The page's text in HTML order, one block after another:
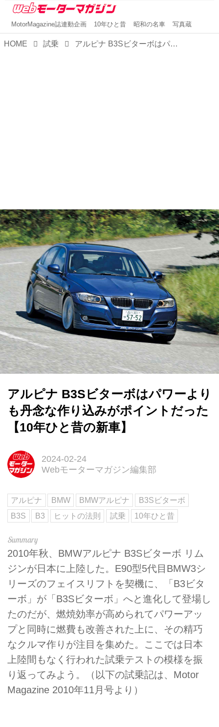
MotorMagazine誌連動企画 10年ひと昔 昭和の名車 写真蔵
HOME 試乗 アルピナ B3Sビターボはパワーよりも丹念な作り込みがポイントだった【10年ひと昔の新車】
アルピナ B3Sビターボはパワーより
も丹念な作り込みがポイントだった
【10年ひと昔の新車】
2024-02-24
Webモーターマガジン編集部
アルピナ BMW BMWアルピナ
B3Sビターボ
B3S
B3 ヒットの法則 試乗 10年ひと昔
2010年秋、BMWアルピナ B3Sビターボ リム
ジンが日本に上陸した。E90型5代目BMW3シ
リーズのフェイスリフトを契機に、「B3ビタ
ーボ」が「B3Sビターボ」へと進化して登場し
たのだが、燃焼効率が高められてパワーアッ
プと同時に燃費も改善された上に、その精巧
なクルマ作りが注目を集めた。ここでは日本
上陸間もなく行われた試乗テストの模様を振
り返ってみよう。（以下の試乗記は、Motor
Magazine 2010年11月号より）